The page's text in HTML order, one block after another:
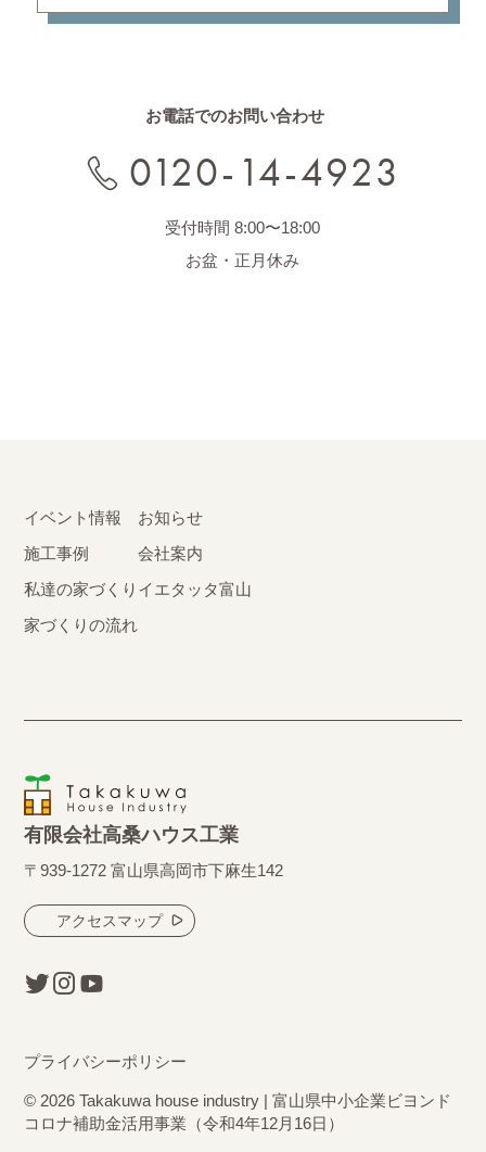
お電話でのお問い合わせ
0120-14-4923
受付時間 8:00〜18:00
お盆・正月休み
有限会社高桑ハウス工業
〒939-1272 富山県高岡市下麻生142
アクセスマップ
イベント情報
施工事例
私達の家づくり
家づくりの流れ
お知らせ
会社案内
イエタッタ富山
プライバシーポリシー
© 2026 Takakuwa house industry | 富山県中小企業ビヨンド
コロナ補助金活用事業（令和4年12月16日）